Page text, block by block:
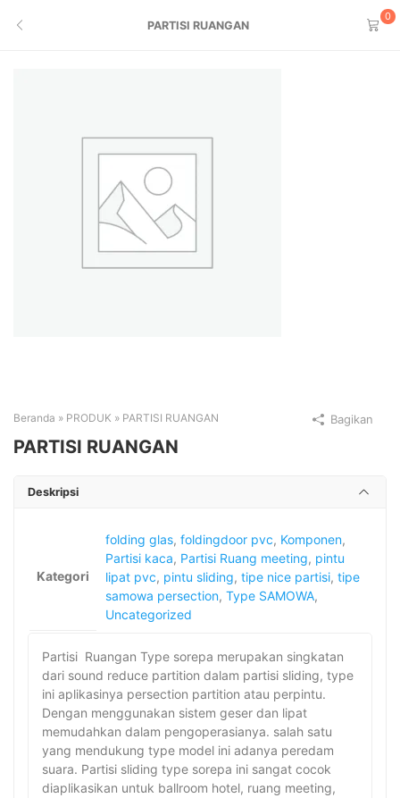
PARTISI RUANGAN
0
Beranda » PRODUK » PARTISI RUANGAN
PARTISI RUANGAN
Bagikan
Deskripsi
Kategori
folding glas, foldingdoor pvc, Komponen,
Partisi kaca, Partisi Ruang meeting, pintu
lipat pvc, pintu sliding, tipe nice partisi, tipe
samowa persection, Type SAMOWA,
Uncategorized
Partisi Ruangan Type sorepa merupakan singkatan
dari sound reduce partition dalam partisi sliding, type
ini aplikasinya persection partition atau perpintu.
Dengan menggunakan sistem geser dan lipat
memudahkan dalam pengoperasianya. salah satu
yang mendukung type model ini adanya peredam
suara. Partisi sliding type sorepa ini sangat cocok
diaplikasikan untuk ballroom hotel, ruang meeting,